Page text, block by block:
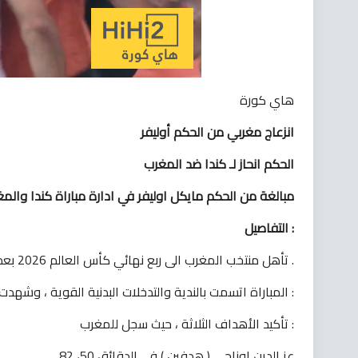
هاي كورة
انزعاج مغربي من الحكم أوليفر
الحكم انحاز لـ كندا ضد المغرب
مبالغة من الحكم مايكل اوليفر في ادارة مباراة كندا
التفاصيل :
تأهل منتخب المغرب الى ربع نهائي كأس العالم 2026 بعد الفوز على كندا 3-0 ، مساء اليوم السبت في دور الـ 16 .
المباراة اتسمت بالندية والتدخلات البدنية القوية ، وشهدت عدة قرارات تحكيمية حاسمة أكدتها تقنية الفيديو المساعد أبرزها :
تأكيد الأهداف الثلاثة ، حيث سجل للمغرب :